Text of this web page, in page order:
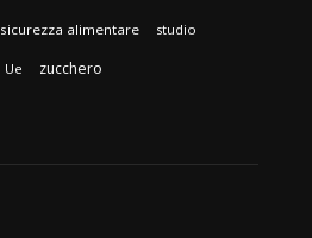
sicurezza alimentare studio
Ue zucchero